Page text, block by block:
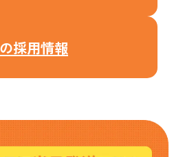
採用情報